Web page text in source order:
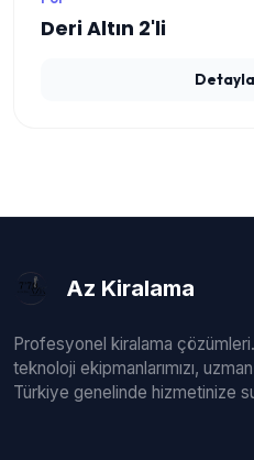
Deri Altın 2'li
Az Kiralama
Profesyonel kiralama
teknoloji ekipmanlarımızı,
Türkiye genelinde hizmetinize